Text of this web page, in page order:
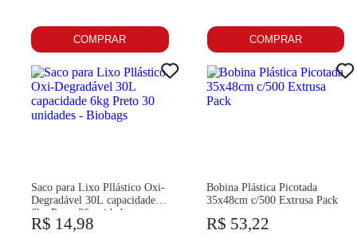
COMPRAR COMPRAR
Saco para Lixo Pllástico Oxi-
Degradável 30L capacidade
6kg Preto 30 unidades -
Biobags
R$ 14,98
Bobina Plástica Picotada
35x48cm c/500 Extrusa Pack
R$ 53,22